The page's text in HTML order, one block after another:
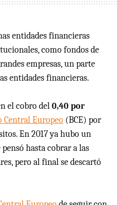
entidades financieras
como fondos de
empresas, un parte
entidades financieras.
el cobro del0,40 por
Central Europeo (BCE) por
En 2017 ya hubo un
hasta cobrar a las
pero al final se descartó